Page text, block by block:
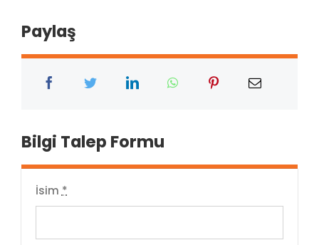
Paylaş
Bilgi Talep Formu
İsim *